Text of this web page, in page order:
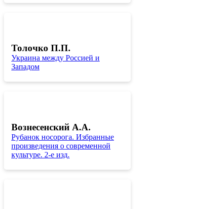
Толочко П.П.
Украина между Россией и
Западом
Вознесенский А.А.
Рубанок носорога. Избранные
произведения о современной
культуре. 2-е изд.